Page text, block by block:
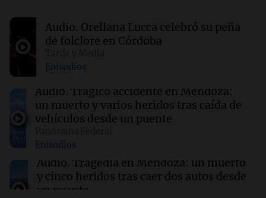
17:47 Cadena 3 Mundo
El impactante momento en que un terremoto
sorprendió a médicos durante una cirugía en
Japón
17:47 Mundo
Conductores demandan a Mercedes AMG por
vehículo
Audio. Orellana Lucca celebró su peña
de folclore en Córdoba
Episodios
Audio. Trágico accidente en Mendoza:
un muerto y varios heridos tras caída de
vehículos desde un puente
Episodios
Audio. Tragedia en Mendoza: un muerto
y cinco heridos tras caer dos autos desde
un puente